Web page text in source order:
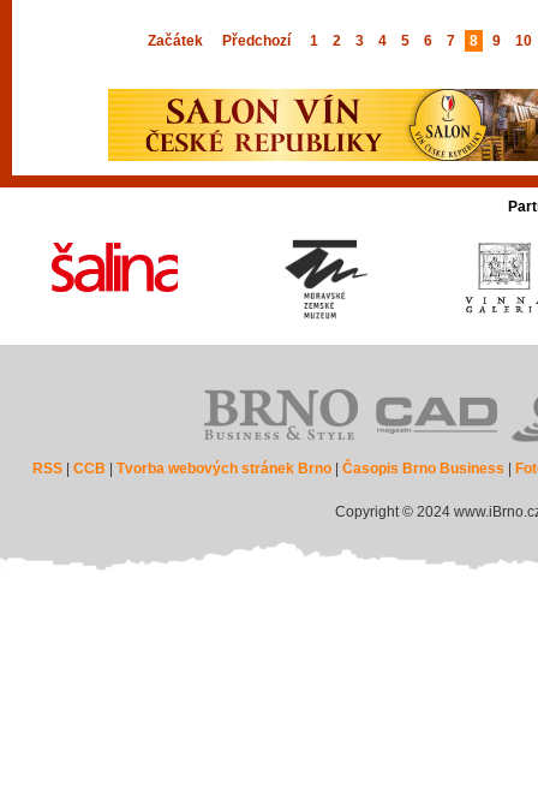
Začátek Předchozí 1 2 3 4 5 6 7 8 9 10
RSS |CCB |Tvorba webových stránek Brno |Časopis Brno Business
Copyright © 2024